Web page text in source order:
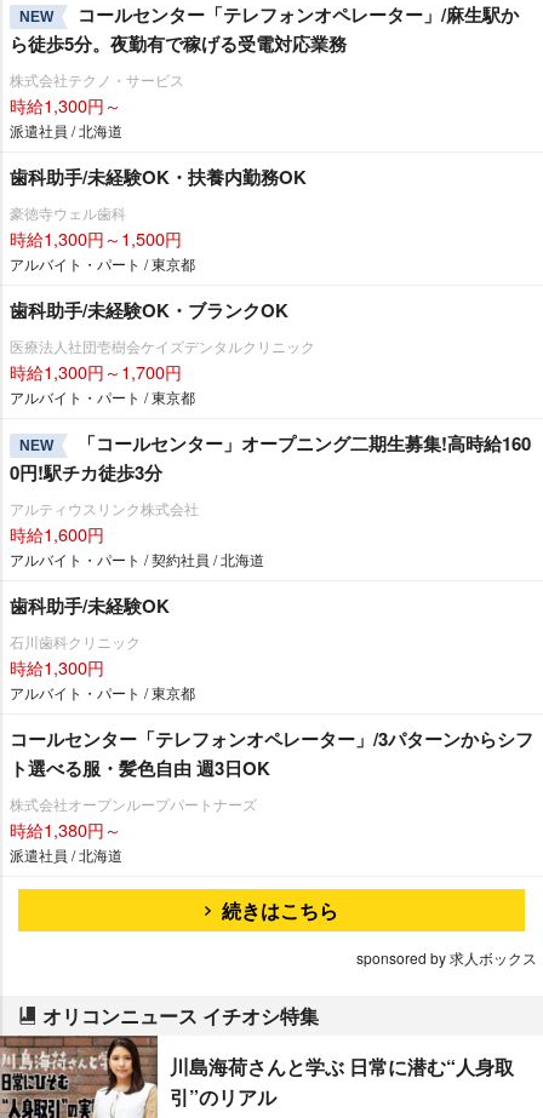
NEW
コールセンター「テレフォンオペレーター」/麻生駅か
ら徒歩5分。夜勤有で稼げる受電対応業務
株式会社テクノ・サービス
時給1,300円～
派遣社員 / 北海道
歯科助手/未経験OK・扶養内勤務OK
豪徳寺ウェル歯科
時給1,300円～1,500円
アルバイト・パート / 東京都
歯科助手/未経験OK・ブランクOK
医療法人社団壱樹会ケイズデンタルクリニック
時給1,300円～1,700円
アルバイト・パート / 東京都
NEW
「コールセンター」オープニング二期生募集!高時給160
0円!駅チカ徒歩3分
アルティウスリンク株式会社
時給1,600円
アルバイト・パート / 契約社員 / 北海道
歯科助手/未経験OK
石川歯科クリニック
時給1,300円
アルバイト・パート / 東京都
コールセンター「テレフォンオペレーター」/3パターンからシフ
ト選べる服・髪色自由 週3日OK
株式会社オープンループパートナーズ
時給1,380円～
派遣社員 / 北海道
続きはこちら
sponsored by 求人ボックス
オリコンニュース イチオシ特集
川島海荷さんと学ぶ 日常に潜む“人身取
引”のリアル